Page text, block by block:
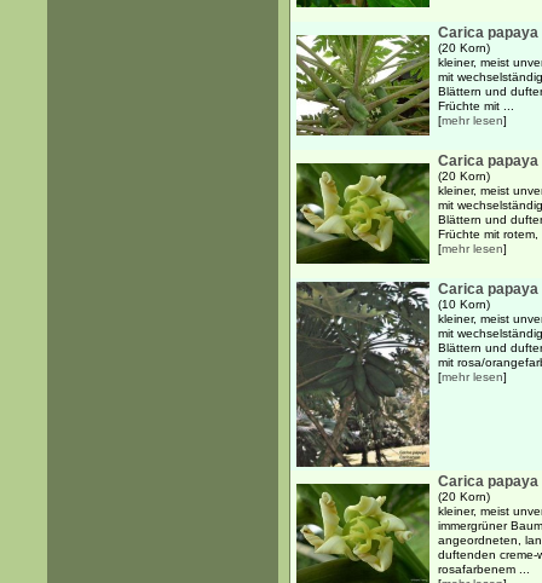
Carica
(20 Korn)
kleiner, meist
mit
Blättern und
Früchte mit ...
[mehr lesen]
Carica
(20 Korn)
kleiner, meist
mit
Blättern und
Früchte mit rotem,
[mehr lesen]
Carica
(10 Korn)
kleiner, meist
mit
Blättern und
mit rosa/
[mehr lesen]
Carica
(20 Korn)
kleiner, meist
immergrüner
angeordneten,
duftenden creme-
rosafarbenem ...